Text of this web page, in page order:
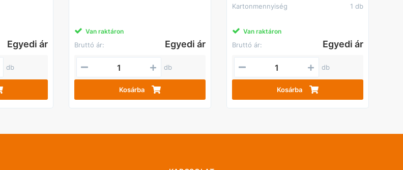
Egyedi ár
db
Van raktáron
Bruttó ár: Egyedi ár
db
Kosárba
Kartonmennyiség
1 db
Van raktáron
Bruttó ár: Egyedi ár
db
Kosárba